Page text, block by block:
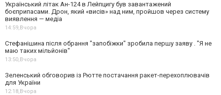
Український літак Ан-124 в Лейпцигу був завантажений
боєприпасами. Дрон, який «висів» над ним, пройшов через систему
виявлення — медіа
14:59,Вчора
Стефанішина після обрання "запобіжки" зробила першу заяву . "Я не
маю таких мільйонів"
13:50,Вчора
Зеленський обговорив із Рютте постачання ракет-перехоплювачів
для України
12:18,Вчора